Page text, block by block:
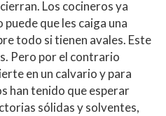
Los cocineros ya
puede que les caiga una
todo si tienen avales. Este
Pero por el contrario
en un calvario y para
han tenido que esperar
sólidas y solventes,